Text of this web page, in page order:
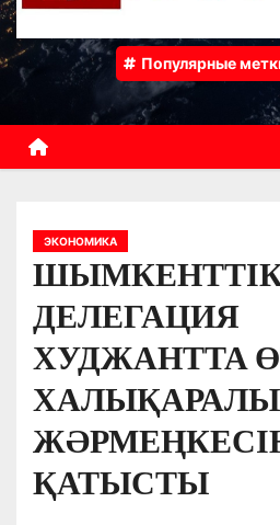
Популярные
ЭКОНОМИКА
ДЕЛЕГАЦИЯ
ХУДЖАНТТА
ҚАТЫСТЫ